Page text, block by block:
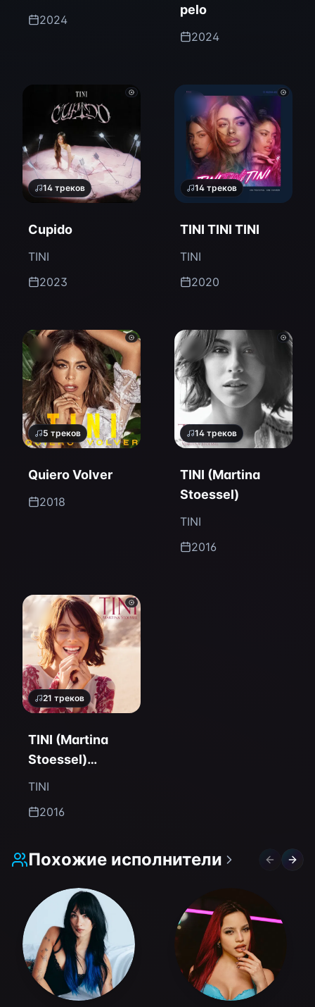
2024
pelo
2024
14 треков
Cupido
TINI
2023
14 треков
TINI TINI TINI
TINI
2020
5 треков
Quiero Volver
2018
14 треков
TINI (Martina
Stoessel)
TINI
2016
21 треков
TINI (Martina
Stoessel)
(Deluxe Edition)
TINI
2016
Похожие исполнители Previous